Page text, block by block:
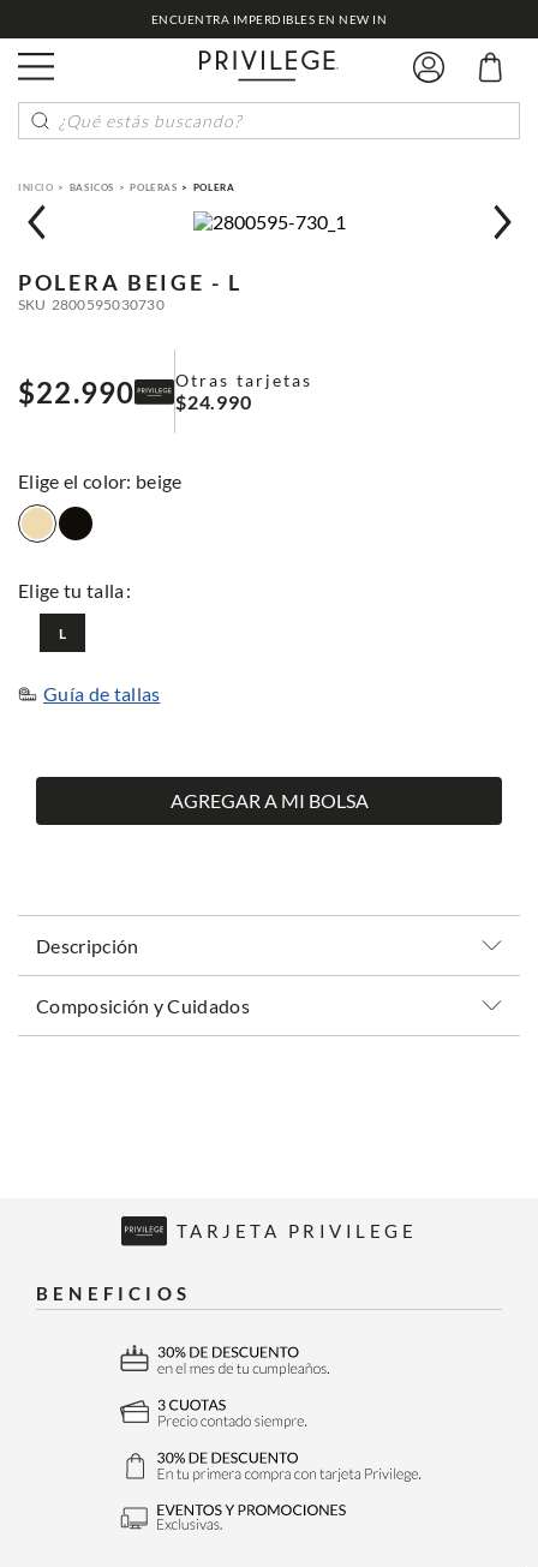
ENCUENTRA IMPERDIBLES EN NEW IN
¿Qué estás buscando?
BASICOS POLERAS POLERA
POLERA BEIGE - L
SKU 2800595030730
$22.990 Otras tarjetas
$24.990
: beige
L
Guía de tallas
AGREGAR A MI BOLSA
Descripción
Composición y Cuidados
TARJETA PRIVILEGE
BENEFICIOS